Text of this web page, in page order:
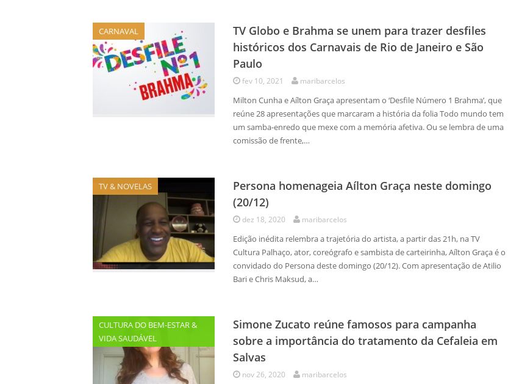
CARNAVAL
TV Globo e Brahma se unem para trazer desfiles
históricos dos Carnavais de Rio de Janeiro e São
Paulo
fev 10, 2021 maribarcelos
Milton Cunha e Aílton Graça apresentam o ‘Desfile Número 1 Brahma’, que
reúne 28 apresentações que marcaram a história da folia Todo mundo tem
um samba-enredo que mexe com a memória afetiva. Ou se lembra de uma
comissão de frente,…
TV & NOVELAS
Persona homenageia Aílton Graça neste domingo
(20/12)
dez 18, 2020 maribarcelos
Edição inédita relembra a trajetória do artista, a partir das 21h, na TV
Cultura Palhaço, ator, coreógrafo e sambista de carteirinha, Aílton Graça é o
convidado do Persona deste domingo (20/12). Com apresentação de Atilio
Bari e Chris Maksud, a…
CULTURA DO BEM-ESTAR &
VIDA SAUDÁVEL
Simone Zucato reúne famosos para campanha
sobre a importância do tratamento da Cefaleia em
Salvas
nov 26, 2020 maribarcelos